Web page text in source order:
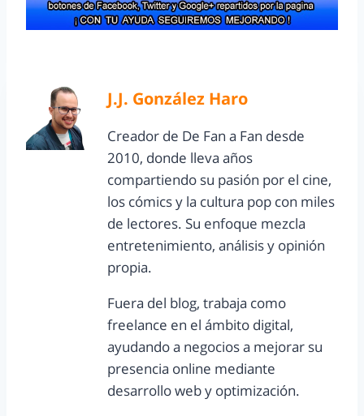
J.J. González Haro
Creador de De Fan a Fan desde
2010, donde lleva años
compartiendo su pasión por el cine,
los cómics y la cultura pop con miles
de lectores. Su enfoque mezcla
entretenimiento, análisis y opinión
propia.
Fuera del blog, trabaja como
freelance en el ámbito digital,
ayudando a negocios a mejorar su
presencia online mediante
desarrollo web y optimización.